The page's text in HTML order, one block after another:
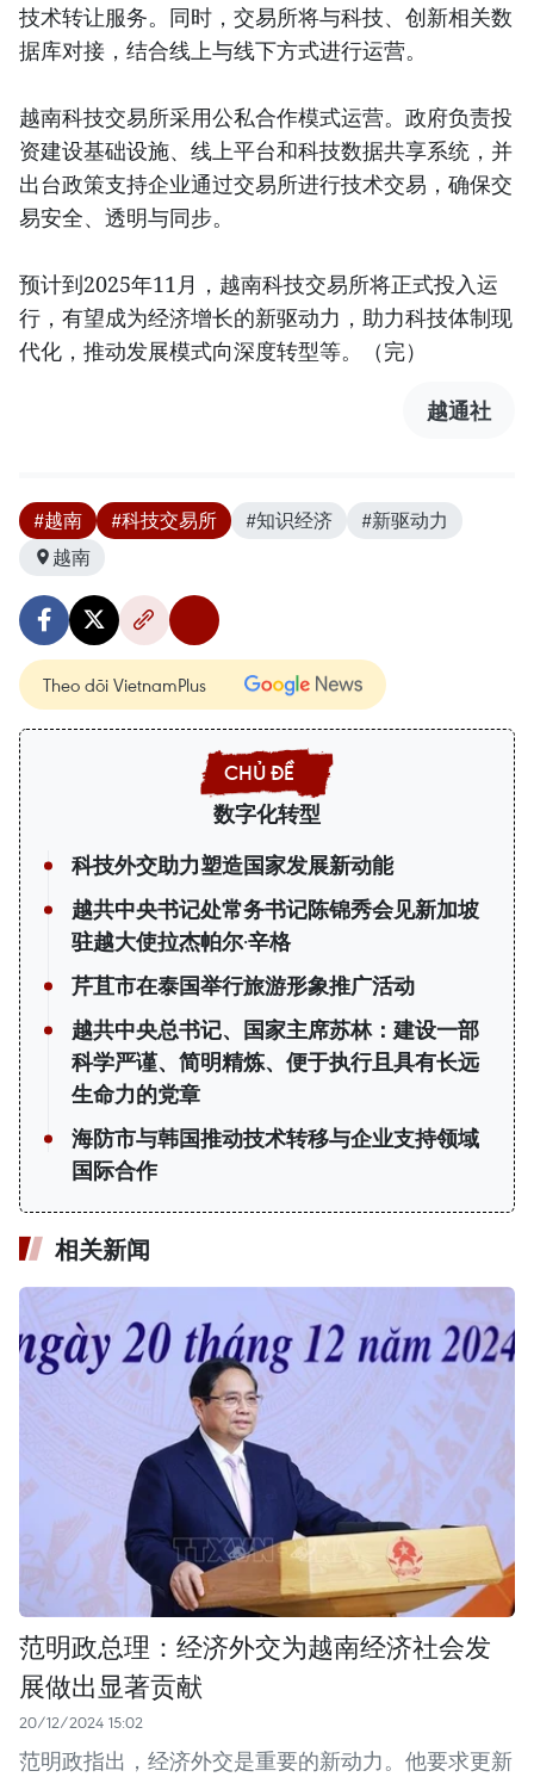
技术转让服务。同时，交易所将与科技、创新相关数
据库对接，结合线上与线下方式进行运营。
越南科技交易所采用公私合作模式运营。政府负责投
资建设基础设施、线上平台和科技数据共享系统，并
出台政策支持企业通过交易所进行技术交易，确保交
易安全、透明与同步。
预计到2025年11月，越南科技交易所将正式投入运
行，有望成为经济增长的新驱动力，助力科技体制现
代化，推动发展模式向深度转型等。（完）
越通社
#越南 #科技交易所 #知识经济
#新驱动力
越南
Theo dõi VietnamPlus
数字化转型
科技外交助力塑造国家发展新动能
越共中央书记处常务书记陈锦秀会见新加坡
驻越大使拉杰帕尔·辛格
芹苴市在泰国举行旅游形象推广活动
越共中央总书记、国家主席苏林：建设一部
科学严谨、简明精炼、便于执行且具有长远
生命力的党章
海防市与韩国推动技术转移与企业支持领域
国际合作
相关新闻
范明政总理：经济外交为越南经济社会发
展做出显著贡献
20/12/2024 15:02
范明政指出，经济外交是重要的新动力。他要求更新